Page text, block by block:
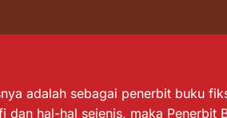
adalah sebagai penerbit buku
hal-hal sejenis, maka Penerbit